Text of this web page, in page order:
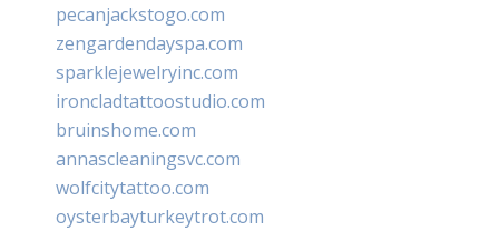
pecanjackstogo.com
zengardendayspa.com
sparklejewelryinc.com
ironcladtattoostudio.com
bruinshome.com
annascleaningsvc.com
wolfcitytattoo.com
oysterbayturkeytrot.com